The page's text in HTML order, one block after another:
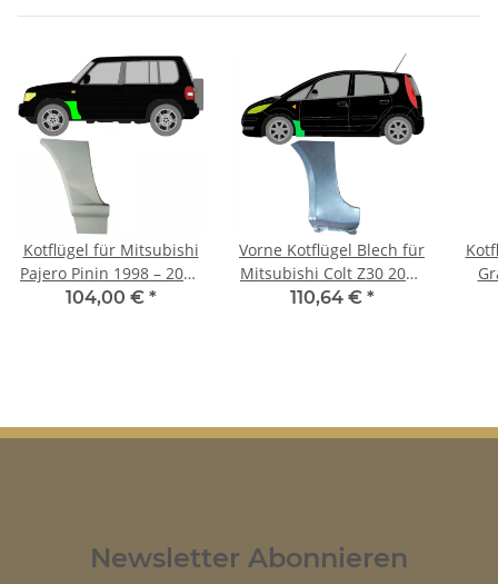
Kotflügel für Mitsubishi
Pajero Pinin 1998 – 2006
vorne links
104,00 € *
Vorne Kotflügel Blech für
Mitsubishi Colt Z30 2004
- 2012 links
110,64 € *
Newsletter Abonnieren